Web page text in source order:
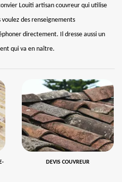
Louiti artisan couvreur qui utilise
des renseignements
directement. Il dresse aussi un
qui va en naître.
DEVIS COUVREUR